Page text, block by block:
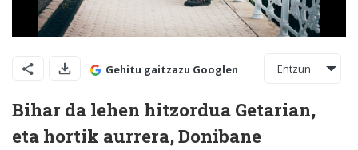
Gehitu gaitzazu Googlen Entzun
Bihar da lehen hitzordua Getarian,
eta hortik aurrera, Donibane